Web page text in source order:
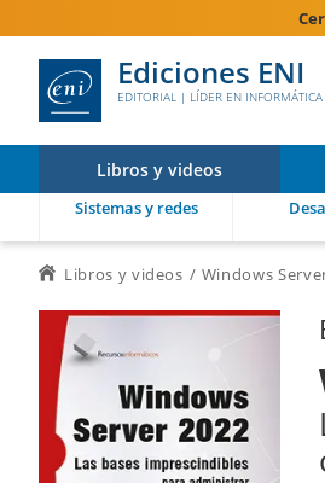
Ediciones ENI
EDITORIAL | LÍDER EN INFORMÁTICA
Libros y videos
Sistemas y redes
Libros y videos Windows